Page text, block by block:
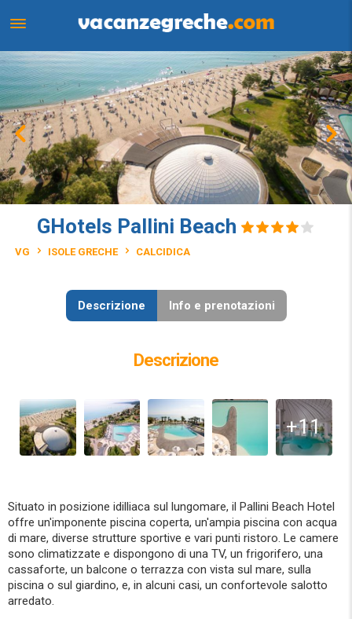
GHotels Pallini Beach
VG ISOLE GRECHE CALCIDICA
Descrizione Info e prenotazioni
Descrizione
+11
Situato in posizione idilliaca sul lungomare, il Pallini Beach Hotel
offre un'imponente piscina coperta, un'ampia piscina con acqua
di mare, diverse strutture sportive e vari punti ristoro. Le camere
sono climatizzate e dispongono di una TV, un frigorifero, una
cassaforte, un balcone o terrazza con vista sul mare, sulla
piscina o sul giardino, e, in alcuni casi, un confortevole salotto
arredato.